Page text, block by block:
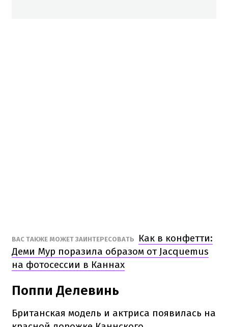
ВАС ТАКЖЕ МОЖЕТ ЗАИНТЕРЕСОВАТЬ
Как в конфетти:
Деми Мур поразила образом от Jacquemus
на фотосессии в Каннах
Поппи Делевинь
Британская модель и актриса появилась на